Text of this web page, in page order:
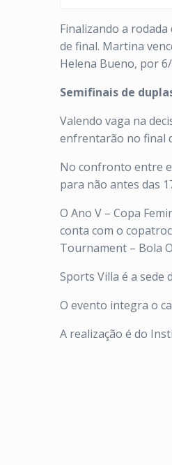
Finalizando a
de final. Martina
Helena Bueno, por
Semifinais de
Valendo vaga na
enfrentarão no final
No confronto entre
para não antes das
O Ano V – Copa
conta com o
Tournament – Bola
Sports Villa é a sede
O evento integra o
A realização é do